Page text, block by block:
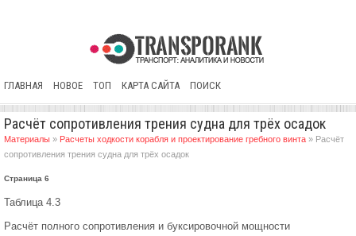
ГЛАВНАЯ НОВОЕ ТОП КАРТА САЙТА ПОИСК
Расчёт сопротивления трения судна для трёх осадок
Материалы » Расчеты ходкости корабля и проектирование гребного винта » Расчёт
сопротивления трения судна для трёх осадок
Страница 6
Таблица 4.3
Расчёт полного сопротивления и буксировочной мощности